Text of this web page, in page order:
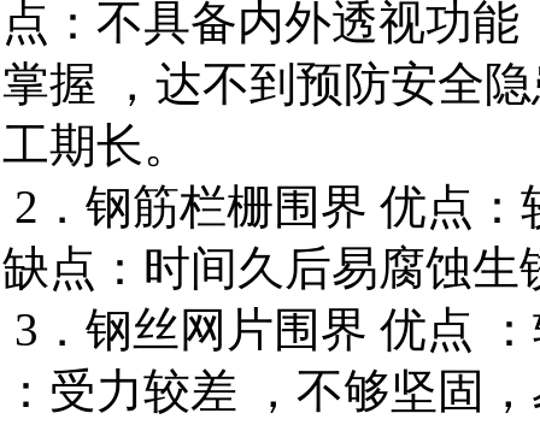
点：不具备内外透视功
掌握 ，达不到预防安全
工期长。
2．钢筋栏栅围界 优点
缺点：时间久后易腐蚀
3．钢丝网片围界 优点
：受力较差 ，不够坚固